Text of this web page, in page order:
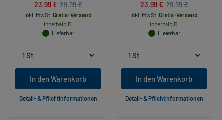
23,99 € 29,99 €
inkl. MwSt. Gratis-Versand
innerhalb D.
Lieferbar
In den Warenkorb
Detail- & Pflichtinformationen
23,99 € 29,99 €
inkl. MwSt. Gratis-Versand
innerhalb D.
Lieferbar
In den Warenkorb
Detail- & Pflichtinformationen